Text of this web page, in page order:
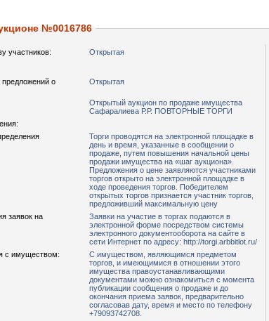
№0016786
участников: Открытая
о
Открытая
Открытый аукцион по продаже имущества
Сафаралиева Р.Р. ПОВТОРНЫЕ ТОРГИ
Торги проводятся на электронной площадке в
день и время, указанные в сообщении о
продаже, путем повышения начальной цены
продажи имущества на «шаг аукциона».
Предложения о цене заявляются участниками
торгов открыто на электронной площадке в
ходе проведения торгов. Победителем
открытых торгов признается участник торгов,
предложивший максимальную цену
заявок на
Заявки на участие в торгах подаются в
электронной форме посредством системы
электронного документооборота на сайте в
сети Интернет по адресу: http://torgi.arbbitlot.ru/
с имуществом:
С имуществом, являющимся предметом
торгов, и имеющимися в отношении этого
имущества правоустанавливающими
документами можно ознакомиться с момента
публикации сообщения о продаже и до
окончания приема заявок, предварительно
согласовав дату, время и место по телефону
+79093742708.